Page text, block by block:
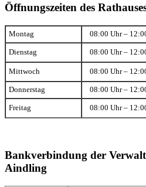
Öffnungszeiten des
Montag 08:00 Uhr –
Dienstag 08:00 Uhr –
Mittwoch 08:00 Uhr –
Donnerstag 08:00 Uhr –
Freitag 08:00 Uhr –
Bankverbindung der
Aindling